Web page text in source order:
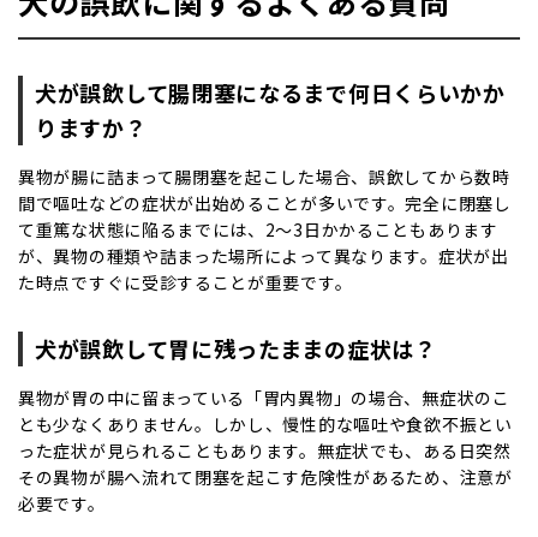
犬が誤飲して腸閉塞になるまで何日くらいかか
りますか？
異物が腸に詰まって腸閉塞を起こした場合、誤飲してから数時
間で嘔吐などの症状が出始めることが多いです。完全に閉塞し
て重篤な状態に陥るまでには、2～3日かかることもあります
が、異物の種類や詰まった場所によって異なります。症状が出
た時点ですぐに受診することが重要です。
犬が誤飲して胃に残ったままの症状は？
異物が胃の中に留まっている「胃内異物」の場合、無症状のこ
とも少なくありません。しかし、慢性的な嘔吐や食欲不振とい
った症状が見られることもあります。無症状でも、ある日突然
その異物が腸へ流れて閉塞を起こす危険性があるため、注意が
必要です。